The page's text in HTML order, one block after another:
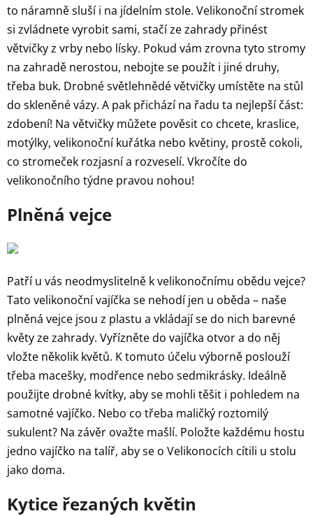
to náramně sluší i na jídelním stole. Velikonoční stromek
si zvládnete vyrobit sami, stačí ze zahrady přinést
větvičky z vrby nebo lísky. Pokud vám zrovna tyto stromy
na zahradě nerostou, nebojte se použít i jiné druhy,
třeba buk. Drobné světlehnědé větvičky umístěte na stůl
do skleněné vázy. A pak přichází na řadu ta nejlepší část:
zdobení! Na větvičky můžete pověsit co chcete, kraslice,
motýlky, velikonoční kuřátka nebo květiny, prostě cokoli,
co stromeček rozjasní a rozveselí. Vkročíte do
velikonočního týdne pravou nohou!
Plněná vejce
Patří u vás neodmyslitelně k velikonočnímu obědu vejce?
Tato velikonoční vajíčka se nehodí jen u oběda – naše
plněná vejce jsou z plastu a vkládají se do nich barevné
květy ze zahrady. Vyřízněte do vajíčka otvor a do něj
vložte několik květů. K tomuto účelu výborně poslouží
třeba macešky, modřence nebo sedmikrásky. Ideálně
použijte drobné kvítky, aby se mohli těšit i pohledem na
samotné vajíčko. Nebo co třeba maličký roztomilý
sukulent? Na závěr ovažte mašlí. Položte každému hostu
jedno vajíčko na talíř, aby se o Velikonocích cítili u stolu
jako doma.
Kytice řezaných květin